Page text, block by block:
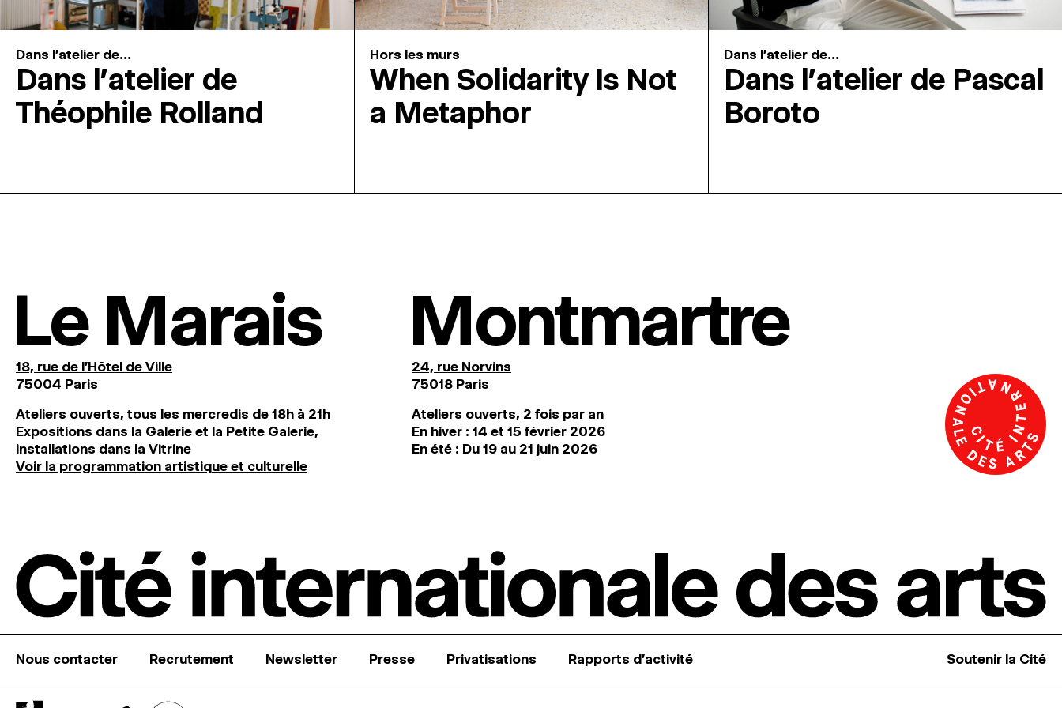
Dans l'atelier de...
Dans l’atelier de
Théophile Rolland
Hors les murs
When Solidarity Is Not
a Metaphor
Dans l'atelier de...
Dans l’atelier de Pascal
Boroto
Le Marais
18, rue de l'Hôtel de Ville
75004 Paris
Ateliers ouverts, tous les mercredis de 18h à 21h
Expositions dans la Galerie et la Petite Galerie,
installations dans la Vitrine
Voir la programmation artistique et culturelle
Montmartre
24, rue Norvins
75018 Paris
Ateliers ouverts, 2 fois par an
En hiver : 14 et 15 février 2026
En été : Du 19 au 21 juin 2026
Nous contacter Recrutement Newsletter Presse Privatisations Rapports d’activité Soutenir la Cité